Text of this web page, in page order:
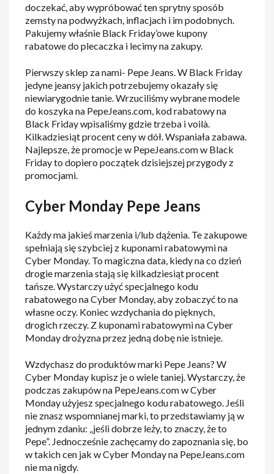
doczekać, aby wypróbować ten sprytny sposób
zemsty na podwyżkach, inflacjach i im podobnych.
Pakujemy właśnie Black Friday’owe kupony
rabatowe do plecaczka i lecimy na zakupy.
Pierwszy sklep za nami- Pepe Jeans. W Black Friday
jedyne jeansy jakich potrzebujemy okazały się
niewiarygodnie tanie. Wrzuciliśmy wybrane modele
do koszyka na PepeJeans.com, kod rabatowy na
Black Friday wpisaliśmy gdzie trzeba i voilà.
Kilkadziesiąt procent ceny w dół. Wspaniała zabawa.
Najlepsze, że promocje w PepeJeans.com w Black
Friday to dopiero początek dzisiejszej przygody z
promocjami.
Cyber Monday Pepe Jeans
Każdy ma jakieś marzenia i/lub dążenia. Te zakupowe
spełniają się szybciej z kuponami rabatowymi na
Cyber Monday. To magiczna data, kiedy na co dzień
drogie marzenia stają się kilkadziesiąt procent
tańsze. Wystarczy użyć specjalnego kodu
rabatowego na Cyber Monday, aby zobaczyć to na
własne oczy. Koniec wzdychania do pięknych,
drogich rzeczy. Z kuponami rabatowymi na Cyber
Monday drożyzna przez jedną dobę nie istnieje.
Wzdychasz do produktów marki Pepe Jeans? W
Cyber Monday kupisz je o wiele taniej. Wystarczy, że
podczas zakupów na PepeJeans.com w Cyber
Monday użyjesz specjalnego kodu rabatowego. Jeśli
nie znasz wspomnianej marki, to przedstawiamy ją w
jednym zdaniu: „jeśli dobrze leży, to znaczy, że to
Pepe”. Jednocześnie zachęcamy do zapoznania się, bo
w takich cen jak w Cyber Monday na PepeJeans.com
nie ma nigdy.